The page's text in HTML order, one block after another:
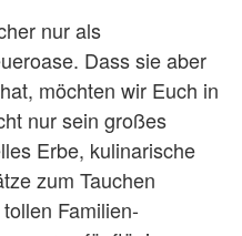
nur als
Dass sie aber
möchten wir Euch in
nur sein großes
Erbe, kulinarische
zum Tauchen
Familien-